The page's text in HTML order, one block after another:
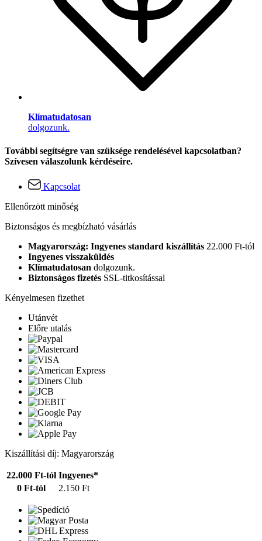
Klímatudatosan
dolgozunk.
További segítségre van szüksége rendelésével kapcsolatban?
Szívesen válaszolunk kérdéseire.
Kapcsolat
Ellenőrzött minőség
Biztonságos és megbízható vásárlás
Magyarország: Ingyenes standard kiszállítás 22.000 Ft-tól
Ingyenes visszaküldés
Klímatudatosan dolgozunk.
Biztonságos fizetés SSL-titkosítással
Kényelmesen fizethet
Utánvét
Előre utalás
Kiszállítási díj: Magyarország
22.000 Ft-tól Ingyenes*
0 Ft-tól
2.150 Ft